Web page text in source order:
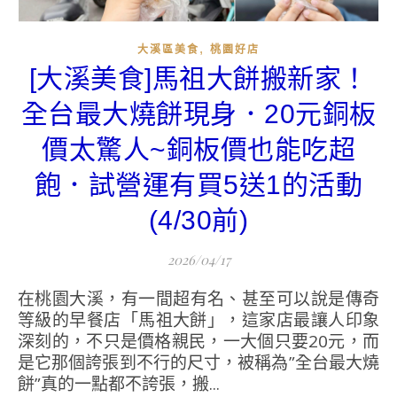
大溪區美食 , 桃園好店
[大溪美食]馬祖大餅搬新家！
全台最大燒餅現身．20元銅板
價太驚人~銅板價也能吃超
飽．試營運有買5送1的活動
(4/30前)
2026/04/17
在桃園大溪，有一間超有名、甚至可以說是傳奇
等級的早餐店「馬祖大餅」，這家店最讓人印象
深刻的，不只是價格親民，一大個只要20元，而
是它那個誇張到不行的尺寸，被稱為”全台最大燒
餅”真的一點都不誇張，搬...